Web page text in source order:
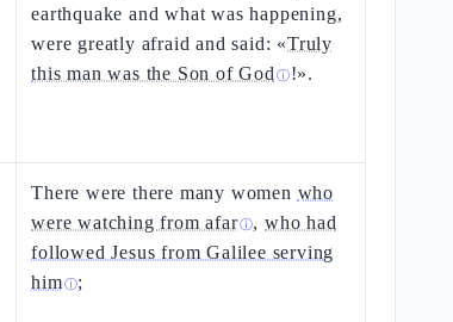
earthquake and what was happening,
were greatly afraid and said: «Truly
this man was the Son of God ⓘ!».
There were there many women who
were watching from afarⓘ,who had
followed Jesus from Galilee serving
himⓘ;